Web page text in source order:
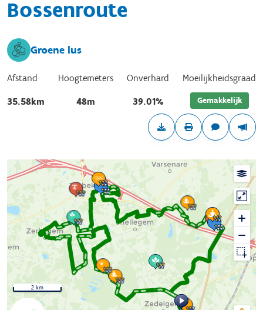
Bossenroute
Groene lus
Afstand
35.58km
Hoogtemeters
48m
Onverhard
39.01%
Moeilijkheidsgraad
Gemakkelijk
2 km